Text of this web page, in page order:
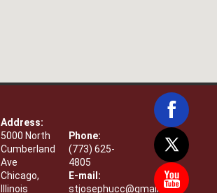
Address:
5000 North
Cumberland
Ave
Chicago,
Illinois
Phone:
(773) 625-
4805
E-mail:
stjosephucc@gmail.com